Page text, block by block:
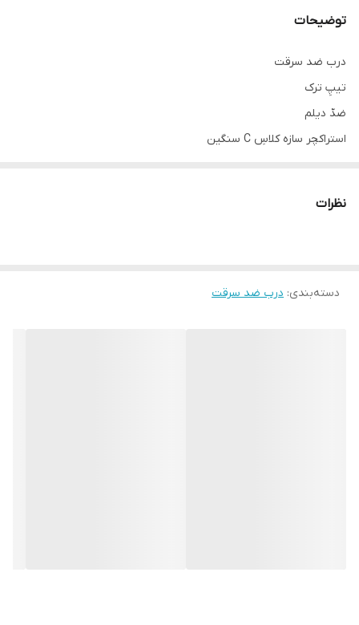
توضیحات
درب ضد سرقت
تیپِ ترک
ضدّ دیلم
استراکچر سازه کلاسِ C سنگین
دستگیره،چشمی و درکوب لوکس آنتیک
نظرات
دسته‌بندی: درب ضد سرقت